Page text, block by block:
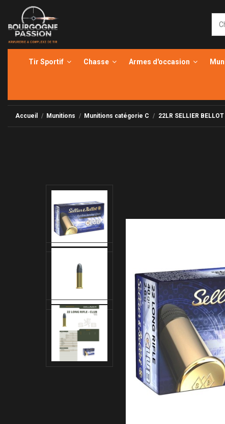
Tir Sportif Chasse Armes d'occasion
Accueil Munitions Munitions catégorie C 22LR SELLIER